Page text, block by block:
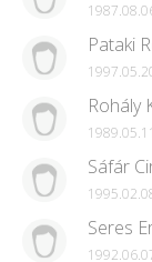
Pataki
Rohály
1989.05.11
Sáfár
Seres